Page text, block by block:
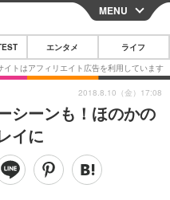
CLOSE
スマートフォン
その他
映画・ドラマ
MENU
エンタメ ライフ
シーンも！ほのかの
イに
2018.8.10（金）17:08